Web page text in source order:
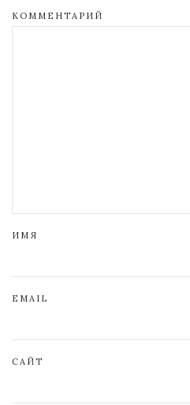
КОММЕНТАРИЙ
ИМЯ
EMAIL
САЙТ